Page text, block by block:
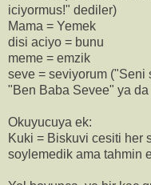
iciyormus!" dediler)
Mama = Yemek
disi aciyo = bunu
meme = emzik
seve = seviyorum ("Seni
"Ben Baba Sevee" ya
Okuyucuya ek:
Kuki = Biskuvi cesiti her
soylemedik ama tahmin